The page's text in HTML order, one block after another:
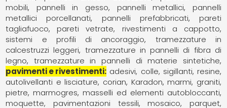
mobili
pannelli in gesso pannelli metallici
pannelli
metallici porcellanati
pannelli prefabbricati
pareti
tagliafuoco
pareti vetrate
rivestimenti a cappotto
sistemi e profili di ancoraggio
tramezzature in
calcestruzzi leggeri tramezzature in pannelli di fibra di
legno
tramezzature in pannelli di materie sintetiche
pavimenti e rivestimenti adesivi, colle, sigillanti, resine
autolivellanti e lisciature corian Karadon marmi, graniti,
pietre marmogres masselli ed elementi autobloccanti
moquette, pavimentazioni tessili
mosaico
parquet,